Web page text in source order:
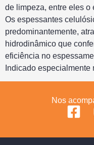
de limpeza, entre eles
Os espessantes
predominantemente,
hidrodinâmico que
eficiência no
Indicado
Nos